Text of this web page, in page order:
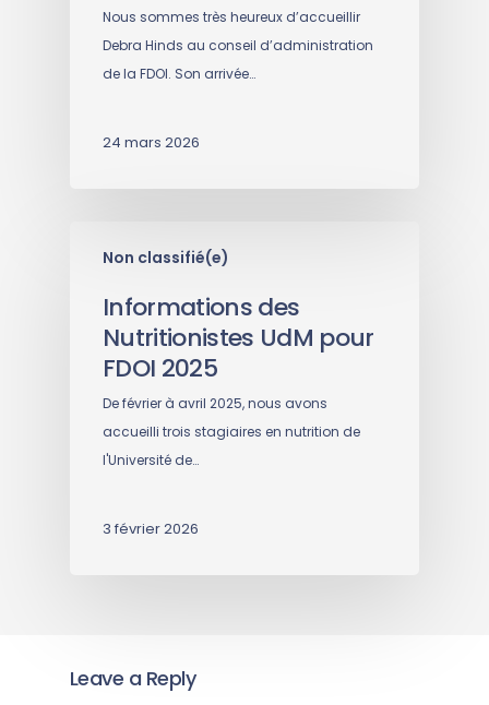
Nous sommes très heureux d’accueillir
Debra Hinds au conseil d’administration
de la FDOI. Son arrivée…
24 mars 2026
Non classifié(e)
Informations des
Nutritionistes UdM pour
FDOI 2025
De février à avril 2025, nous avons
accueilli trois stagiaires en nutrition de
l'Université de…
3 février 2026
Leave a Reply